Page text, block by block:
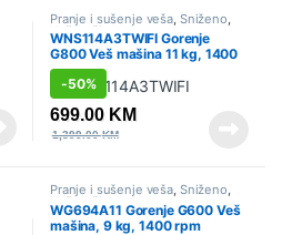
Pranje i sušenje veša Sniženo
Veš mašine
WNS114A3TWIFI Gorenje
G800 Veš mašina 11 kg, 1400
rpm
-50%
699.00 KM
1,399.00KM
Pranje i sušenje veša, Sniženo,
Veš mašine
WG694A11 Gorenje G600 Veš
mašina, 9 kg, 1400 rpm